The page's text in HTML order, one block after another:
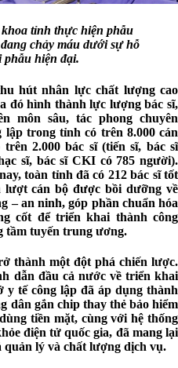
tỉnh thực hiện phẫu
chảy máu dưới sự hỗ
hiện đại.
hút nhân lực chất lượng cao
đó hình thành lực lượng bác sĩ,
môn sâu, tác phong chuyên
lập trong tỉnh có trên 8.000 cán
2.000 bác sĩ (tiến sĩ, bác sĩ
sĩ, bác sĩ CKI có 785 người).
toàn tỉnh đã có 212 bác sĩ tốt
lượt cán bộ được bồi dưỡng về
– an ninh, góp phần chuẩn hóa
cốt để triển khai thành công
tầm tuyến trung ương.
thành một đột phá chiến lược.
dẫn đầu cả nước về triển khai
y tế công lập đã áp dụng thành
dân gắn chip thay thẻ bảo hiểm
tiền mặt, cùng với hệ thống
điện tử quốc gia, đã mang lại
quản lý và chất lượng dịch vụ.